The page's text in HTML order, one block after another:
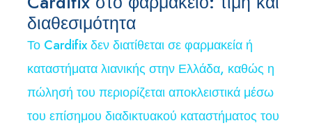
διαθεσιμότητα
Το Cardifix δεν διατίθεται σε φαρμακεία ή
καταστήματα λιανικής στην Ελλάδα, καθώς η
πώλησή του περιορίζεται αποκλειστικά μέσω
του επίσημου διαδικτυακού καταστήματος του